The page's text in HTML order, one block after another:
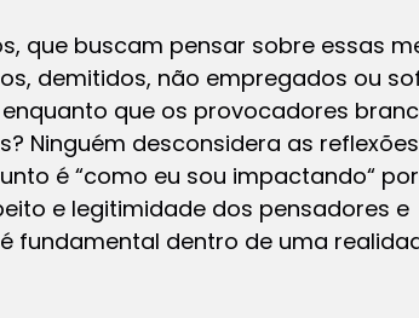
que buscam pensar sobre essas
demitidos, não empregados ou
que os provocadores
Ninguém desconsidera as
é “como eu sou impactando“
e legitimidade dos pensadores e
fundamental dentro de uma